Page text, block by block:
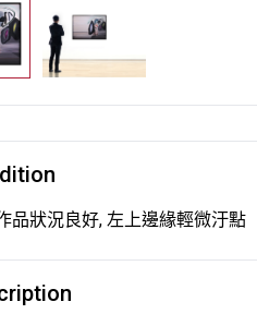
品狀況良好, 左上邊緣輕微汙點